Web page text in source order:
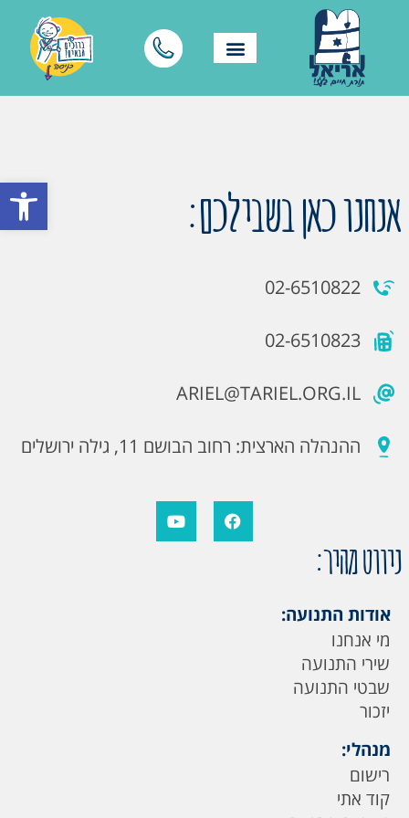
פתח אנחנו כאן בשבילכם:
02-6510822
02-6510823
ARIEL@TARIEL.ORG.IL
ההנהלה הארצית: רחוב הבושם 11, גילה ירושלים
ניווט מהיר:
אודות התנועה:
מי אנחנו
שירי התנועה
שבטי התנועה
יזכור
מנהלי:
רישום
קוד אתי